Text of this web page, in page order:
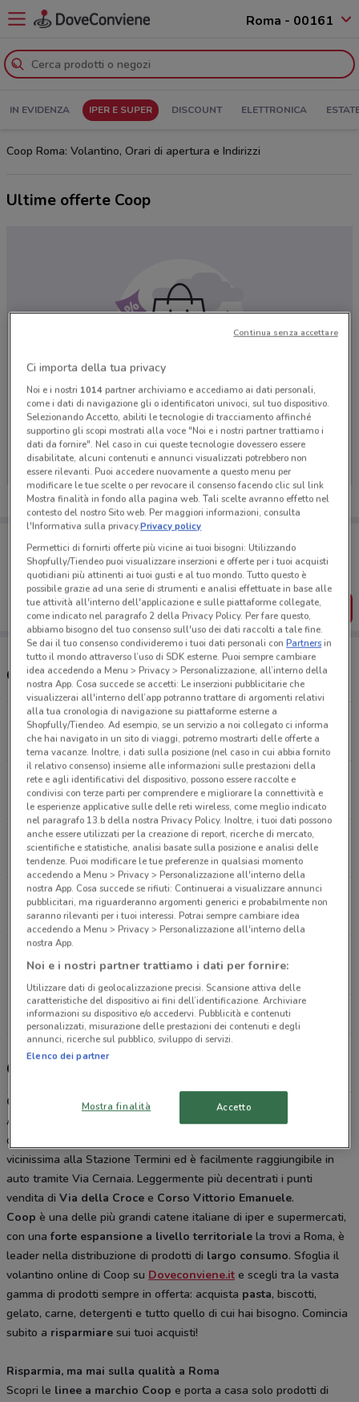
Roma - 00161
IN EVIDENZA IPER E SUPER DISCOUNT ELETTRONICA
Coop Roma: Volantino, Orari di apertura e Indirizzi
Ultime offerte Coop
Ci dispiace, al momento non abbiamo pubblicato
volantini nella tua zona. Riprova più tardi.
Puoi trovare le migliori offerte dei negozi vicino a te,
salvarle e creare la tua lista del risparmio, comodamente
dal tuo cellulare.
SCARICA L’APP
Orari e Negozi Coop
Via Cavour, 60 Roma
1.9 km
APERTO
Via Galla e Sidama, 55 Roma
2.3 km
APERTO
Viale Parioli, 31 Roma
2.4 km
APERTO
Via In Arcione, 70 Roma
2.6 km
APERTO
2.8 km
APERTO
Tutti i negozi Coop
Gli sconti del nuovo volantino Coop e i negozi
Coop Roma
Aperto dal Lunedì alla Domenica, la Coop è dislocata in varie parti
della città di Roma. Se vivi nel centro città la trovi in
vicinissima alla Stazione Termini ed è facilmente raggiungibile in
auto tramite Via Cernaia. Leggermente più decentrati i punti
vendita di Via della Croce e Corso Vittorio Emanuele.
Coop è una delle più grandi catene italiane di iper e supermercati,
con unaforte espansione a livello territoriale la trovi a Roma, è
leader nella distribuzione di prodotti di largo consumo. Sfoglia il
volantino online di Coop su Doveconviene.it e scegli tra la vasta
gamma di prodotti sempre in offerta: acquista pasta, biscotti,
gelato, carne, detergenti e tutto quello di cui hai bisogno. Comincia
subito a risparmiare sui tuoi acquisti!
Risparmia, ma mai sulla qualità a Roma
Scopri le linee a marchio Coop e porta a casa solo prodotti di
Ci importa della tua privacy
Noi e i nostri 1014partner archiviamo e accediamo ai dati personali,
come i dati di navigazione gli o identificatori univoci, sul tuo dispositivo.
Selezionando Accetto, abiliti le tecnologie di tracciamento affinché
supportino gli scopi mostrati alla voce "Noi e i nostri partner trattiamo i
dati da fornire". Nel caso in cui queste tecnologie dovessero essere
disabilitate, alcuni contenuti e annunci visualizzati potrebbero non
essere rilevanti. Puoi accedere nuovamente a questo menu per
modificare le tue scelte o per revocare il consenso facendo clic sul link
Mostra finalità in fondo alla pagina web. Tali scelte avranno effetto nel
contesto del nostro Sito web. Per maggiori informazioni, consulta
l'Informativa sulla privacy.Privacy policy
Permettici di fornirti offerte più vicine ai tuoi bisogni: Utilizzando
Shopfully/Tiendeo puoi visualizzare inserzioni e offerte per i tuoi acquisti
quotidiani più attinenti ai tuoi gusti e al tuo mondo. Tutto questo è
possibile grazie ad una serie di strumenti e analisi effettuate in base alle
tue attività all'interno dell'applicazione e sulle piattaforme collegate,
come indicato nel paragrafo 2 della Privacy Policy. Per fare questo,
abbiamo bisogno del tuo consenso sull'uso dei dati raccolti a tale fine.
Se dai il tuo consenso condivideremo i tuoi dati personali conPartnersin
tutto il mondo attraverso l’uso di SDK esterne. Puoi sempre cambiare
idea accedendo a Menu > Privacy > Personalizzazione, all’interno della
nostra App. Cosa succede se accetti: Le inserzioni pubblicitarie che
visualizzerai all'interno dell’app potranno trattare di argomenti relativi
alla tua cronologia di navigazione su piattaforme esterne a
Shopfully/Tiendeo. Ad esempio, se un servizio a noi collegato ci informa
che hai navigato in un sito di viaggi, potremo mostrarti delle offerte a
tema vacanze. Inoltre, i dati sulla posizione (nel caso in cui abbia fornito
il relativo consenso) insieme alle informazioni sulle prestazioni della
rete e agli identificativi del dispositivo, possono essere raccolte e
condivisi con terze parti per comprendere e migliorare la connettività e
le esperienze applicative sulle delle reti wireless, come meglio indicato
nel paragrafo 13.b della nostra Privacy Policy. Inoltre, i tuoi dati possono
anche essere utilizzati per la creazione di report, ricerche di mercato,
scientifiche e statistiche, analisi basate sulla posizione e analisi delle
tendenze. Puoi modificare le tue preferenze in qualsiasi momento
accedendo a Menu > Privacy > Personalizzazione all'interno della
nostra App. Cosa succede se rifiuti: Continuerai a visualizzare annunci
pubblicitari, ma riguarderanno argomenti generici e probabilmente non
saranno rilevanti per i tuoi interessi. Potrai sempre cambiare idea
accedendo a Menu > Privacy > Personalizzazione all'interno della
nostra App.
Noi e i nostri partner trattiamo i dati per fornire:
Utilizzare dati di geolocalizzazione precisi. Scansione attiva delle
caratteristiche del dispositivo ai fini dell’identificazione. Archiviare
informazioni su dispositivo e/o accedervi. Pubblicità e contenuti
personalizzati, misurazione delle prestazioni dei contenuti e degli
annunci, ricerche sul pubblico, sviluppo di servizi.
Elenco dei partner
Mostra finalità Accetto
Continua senza accettare